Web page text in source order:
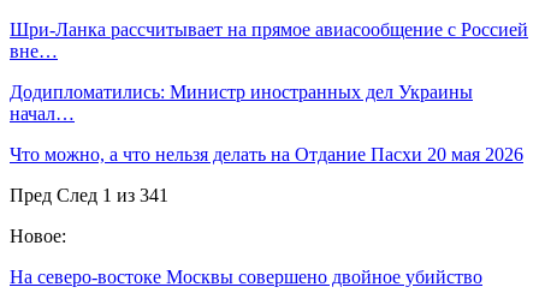
Шри-Ланка рассчитывает на прямое авиасообщение с Россией
вне…
Додипломатились: Министр иностранных дел Украины
начал…
Что можно, а что нельзя делать на Отдание Пасхи 20 мая 2026
Пред След 1 из 341
Новое:
На северо-востоке Москвы совершено двойное убийство